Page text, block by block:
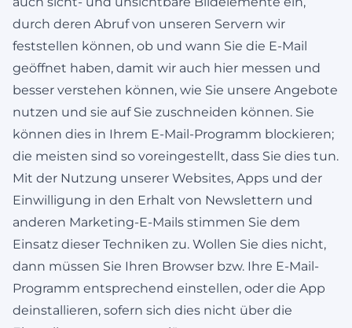
durch deren Abruf von unseren Servern wir
feststellen können, ob und wann Sie die E-Mail
geöffnet haben, damit wir auch hier messen und
besser verstehen können, wie Sie unsere Angebote
nutzen und sie auf Sie zuschneiden können. Sie
können dies in Ihrem E-Mail-Programm blockieren;
die meisten sind so voreingestellt, dass Sie dies tun.
Mit der Nutzung unserer Websites, Apps und der
Einwilligung in den Erhalt von Newslettern und
anderen Marketing-E-Mails stimmen Sie dem
Einsatz dieser Techniken zu. Wollen Sie dies nicht,
dann müssen Sie Ihren Browser bzw. Ihre E-Mail-
Programm entsprechend einstellen, oder die App
deinstallieren, sofern sich dies nicht über die